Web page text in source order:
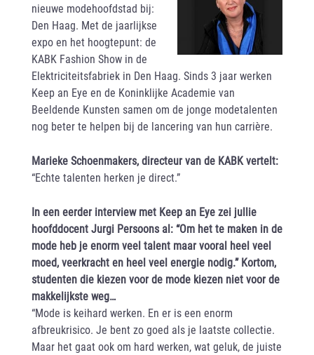
nieuwe modehoofdstad bij:
Den Haag. Met de jaarlijkse
expo en het hoogtepunt: de
KABK Fashion Show in de
Elektriciteitsfabriek in Den Haag. Sinds 3 jaar werken
Keep an Eye en de Koninklijke Academie van
Beeldende Kunsten samen om de jonge modetalenten
nog beter te helpen bij de lancering van hun carrière.
Marieke Schoenmakers, directeur van de KABK vertelt:
“Echte talenten herken je direct.”
In een eerder interview met Keep an Eye zei jullie
hoofddocent Jurgi Persoons al: “Om het te maken in de
mode heb je enorm veel talent maar vooral heel veel
moed, veerkracht en heel veel energie nodig.” Kortom,
studenten die kiezen voor de mode kiezen niet voor de
makkelijkste weg…
“Mode is keihard werken. En er is een enorm
afbreukrisico. Je bent zo goed als je laatste collectie.
Maar het gaat ook om hard werken, wat geluk, de juiste